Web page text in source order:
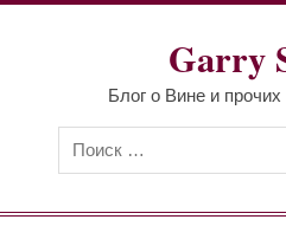
Перейти
Garry
Блог о Вине и